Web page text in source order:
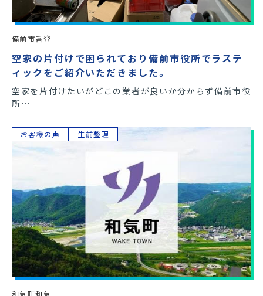
備前市香登
空家の片付けで困られており備前市役所でラステ
ィックをご紹介いただきました。
空家を片付けたいがどこの業者が良いか分からず備前市役
所…
お客様の声 生前整理
和気町和気